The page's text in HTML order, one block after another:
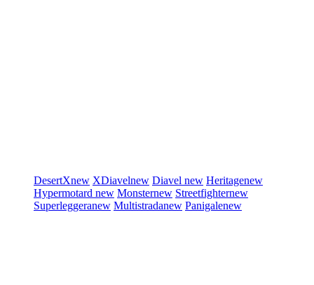
DesertXnew XDiavelnew Diavel new Heritagenew
Hypermotard new Monsternew Streetfighternew
Superleggeranew Multistradanew Panigalenew